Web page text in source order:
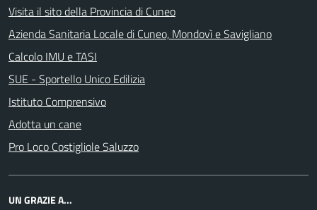
Visita il sito della Provincia di Cuneo
Azienda Sanitaria Locale di Cuneo, Mondovì e Savigliano
Calcolo IMU e TASI
SUE - Sportello Unico Edilizia
Istituto Comprensivo
Adotta un cane
Pro Loco Costigliole Saluzzo
UN GRAZIE A...